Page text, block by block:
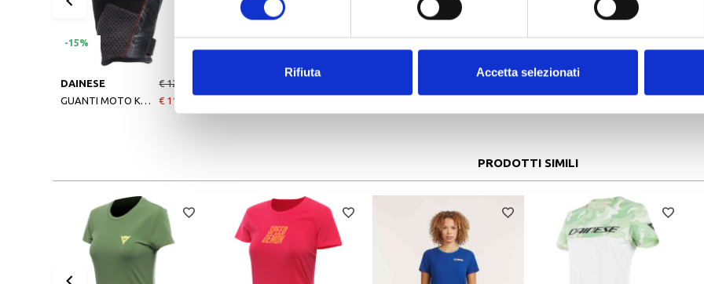
Rifiuta Accetta selezionati
-15%
DAINESE
€ 129,95
€ 110,46
PRODOTTI SIMILI